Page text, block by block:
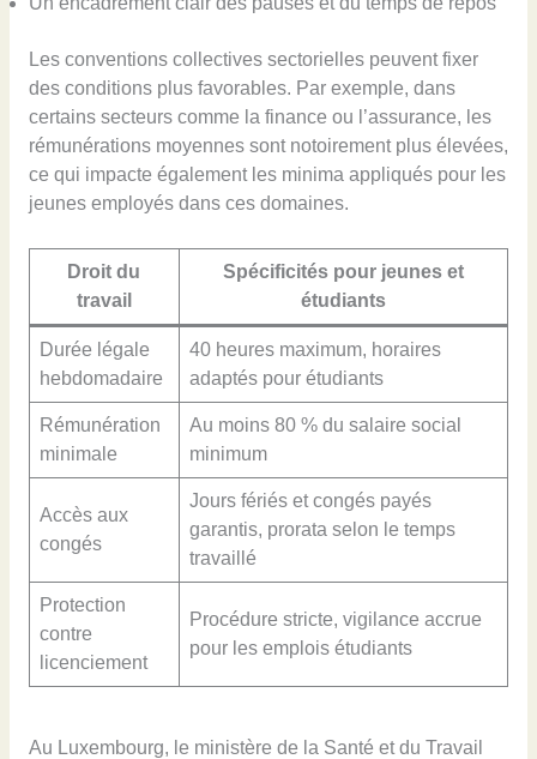
Les conventions collectives sectorielles peuvent fixer
des conditions plus favorables. Par exemple, dans
certains secteurs comme la finance ou l’assurance, les
rémunérations moyennes sont notoirement plus élevées,
ce qui impacte également les minima appliqués pour les
jeunes employés dans ces domaines.
Droit du
travail
Spécificités pour jeunes et
étudiants
Durée légale
hebdomadaire
40 heures maximum, horaires
adaptés pour étudiants
Rémunération
minimale
Au moins 80 % du salaire social
minimum
Accès aux
congés
Jours fériés et congés payés
garantis, prorata selon le temps
travaillé
Protection
contre
licenciement
Procédure stricte, vigilance accrue
pour les emplois étudiants
Au Luxembourg, le ministère de la Santé et du Travail